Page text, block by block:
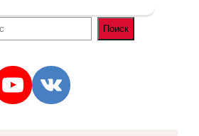
Поиск
YouTube
VK